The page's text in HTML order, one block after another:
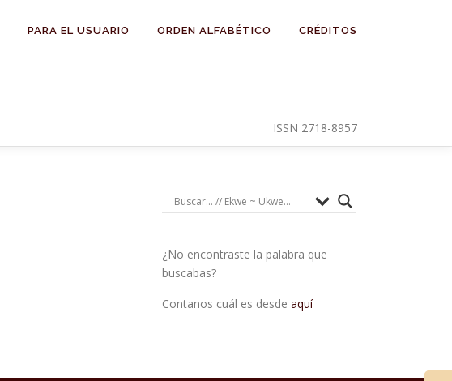
PARA EL USUARIO ORDEN ALFABÉTICO CRÉDITOS
ISSN 2718-8957
¿No encontraste la palabra que
buscabas?
Contanos cuál es desde aquí